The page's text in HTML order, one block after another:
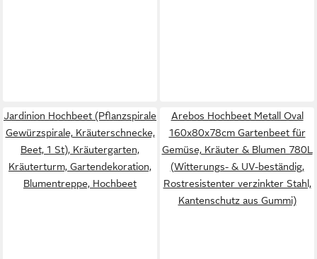
Jardinion Hochbeet (Pflanzspirale
Gewürzspirale, Kräuterschnecke,
Beet, 1 St), Kräutergarten,
Kräuterturm, Gartendekoration,
Blumentreppe, Hochbeet
Arebos Hochbeet Metall Oval
160x80x78cm Gartenbeet für
Gemüse, Kräuter & Blumen 780L
(Witterungs- & UV-beständig,
Rostresistenter verzinkter Stahl,
Kantenschutz aus Gummi)